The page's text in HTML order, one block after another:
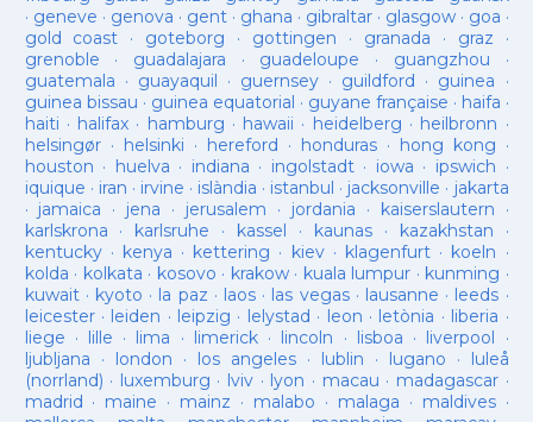
· geneve · genova · gent· ghana · gibraltar· glasgow· goa ·
gold coast · goteborg · gottingen · granada · graz ·
grenoble · guadalajara · guadeloupe · guangzhou ·
guatemala · guayaquil · guernsey· guildford · guinea ·
guinea bissau · guinea equatorial · guyane française · haifa ·
haiti · halifax · hamburg · hawaii · heidelberg · heilbronn ·
helsingør· helsinki · hereford · honduras· hong kong ·
houston · huelva · indiana · ingolstadt· iowa · ipswich ·
iquique · iran · irvine · islàndia · istanbul · jacksonville · jakarta
· jamaica · jena · jerusalem · jordania · kaiserslautern ·
karlskrona · karlsruhe · kassel · kaunas· kazakhstan ·
kentucky· kenya · kettering · kiev· klagenfurt · koeln ·
kolda · kolkata · kosovo · krakow· kuala lumpur · kunming ·
kuwait· kyoto · la paz · laos· las vegas· lausanne · leeds ·
leicester· leiden · leipzig · lelystad · leon · letònia · liberia ·
liege · lille · lima · limerick· lincoln · lisboa · liverpool ·
ljubljana · london · los angeles· lublin · lugano · luleå
(norrland) · luxemburg · lviv · lyon · macau · madagascar·
madrid · maine · mainz · malabo · malaga · maldives·